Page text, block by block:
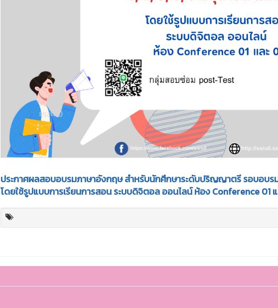
ประกาศผลสอบอบรมภาษาอังกฤษ สำหรับนักศึกษาระดับปริญญาตรี รอบอบร
โดยใช้รูปแบบการเรียนการสอน ระบบดิจิตอล ออนไลน์ ห้อง Conference 01